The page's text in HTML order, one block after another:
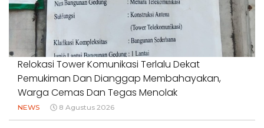
Relokasi Tower Komunikasi Terlalu Dekat
Pemukiman Dan Dianggap Membahayakan,
Warga Cemas Dan Tegas Menolak
NEWS 8 Agustus 2026